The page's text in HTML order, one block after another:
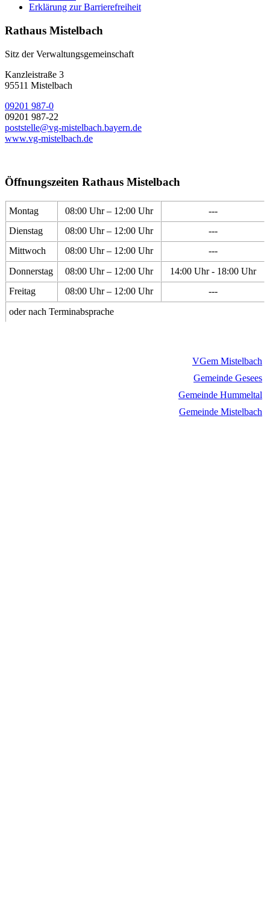
Erklärung zur Barrierefreiheit
Rathaus Mistelbach
Sitz der Verwaltungsgemeinschaft
Kanzleistraße 3
95511 Mistelbach
09201 987-0
09201 987-22
poststelle@vg-mistelbach.bayern.de
www.vg-mistelbach.de
Öffnungszeiten Rathaus Mistelbach
Montag 08:00 Uhr – 12:00 Uhr
---
Dienstag
08:00 Uhr – 12:00 Uhr
---
Mittwoch
08:00 Uhr – 12:00 Uhr
---
Donnerstag
08:00 Uhr – 12:00 Uhr
14:00 Uhr - 18:00 Uhr
Freitag
08:00 Uhr – 12:00 Uhr
---
oder nach Terminabsprache
VGem Mistelbach
Gemeinde Gesees
Gemeinde Hummeltal
Gemeinde Mistelbach